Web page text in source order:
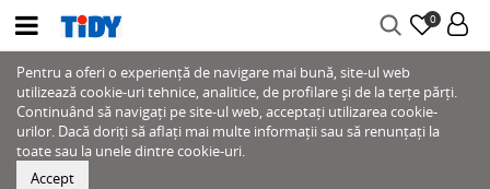
0
Pentru a oferi o experiență de navigare mai bună, site-ul web
utilizează cookie-uri tehnice, analitice, de profilare și de la terțe părți.
Continuând să navigați pe site-ul web, acceptați utilizarea cookie-
urilor. Dacă doriți să aflați mai multe informații sau să renunțați la
toate sau la unele dintre cookie-uri.
Accept